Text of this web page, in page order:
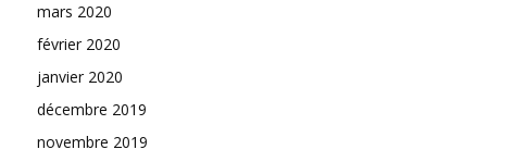
mars 2020
février 2020
janvier 2020
décembre 2019
novembre 2019